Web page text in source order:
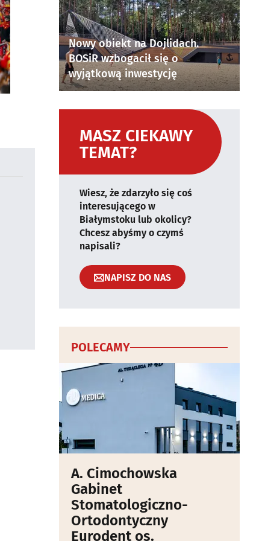
Nowy obiekt na Dojlidach.
BOSiR wzbogacił się o
wyjątkową inwestycję
MASZ CIEKAWY
TEMAT?
Wiesz, że zdarzyło się coś
interesującego w
Białymstoku lub okolicy?
Chcesz abyśmy o czymś
napisali?
NAPISZ DO NAS
POLECAMY
A. Cimochowska
Gabinet
Stomatologiczno-
Ortodontyczny
Eurodent os.